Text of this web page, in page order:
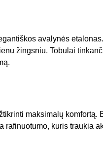
avalynės etalonas.
žingsniu. Tobulai
maksimalų komfortą.
rafinuotumo, kuris traukia